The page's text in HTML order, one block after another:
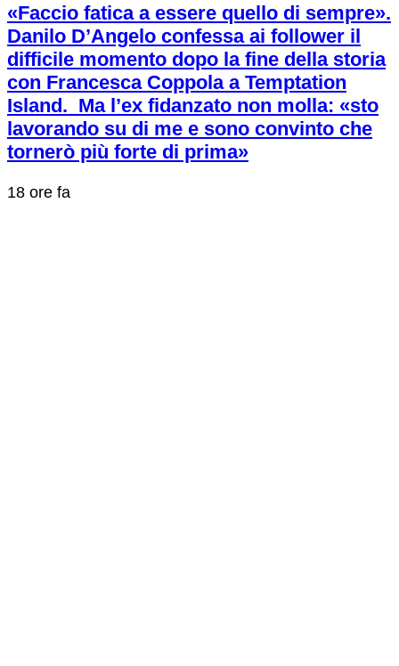
«Faccio fatica a essere quello di sempre».
Danilo D’Angelo confessa ai follower il
difficile momento dopo la fine della storia
con Francesca Coppola a Temptation
Island. Ma l’ex fidanzato non molla: «sto
lavorando su di me e sono convinto che
tornerò più forte di prima»
18 ore fa